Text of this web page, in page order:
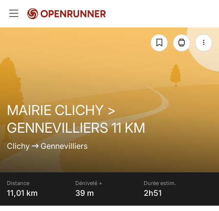
MAIRIE CLICHY >
GENNEVILLIERS 11 KM
Clichy Gennevilliers
Distance
11,01 km
Dénivelé +
39 m
Durée estim.
2h51